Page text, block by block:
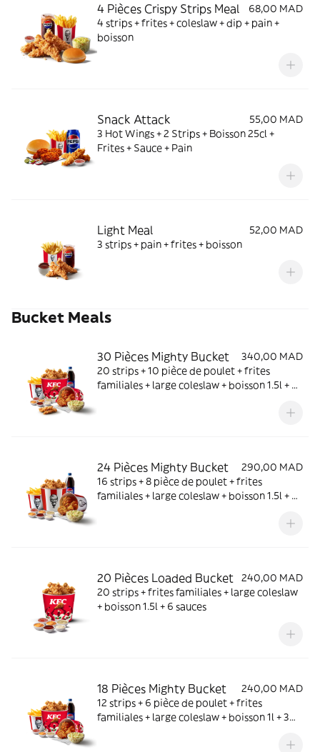
4 Pièces Crispy Strips Meal
68,00 MAD
4 strips + frites + coleslaw + dip + pain +
boisson
Snack Attack
55,00 MAD
3 Hot Wings + 2 Strips + Boisson 25cl +
Frites + Sauce + Pain
Light Meal
52,00 MAD
3 strips + pain + frites + boisson
Bucket Meals
30 Pièces Mighty Bucket
340,00 MAD
20 strips + 10 pièce de poulet + frites
familiales + large coleslaw + boisson 1.5l + 6
24 Pièces Mighty Bucket
290,00 MAD
16 strips + 8 pièce de poulet + frites
familiales + large coleslaw + boisson 1.5l + 6
20 Pièces Loaded Bucket
240,00 MAD
20 strips + frites familiales + large coleslaw
+ boisson 1.5l + 6 sauces
18 Pièces Mighty Bucket
240,00 MAD
12 strips + 6 pièce de poulet + frites
familiales + large coleslaw + boisson 1l + 3